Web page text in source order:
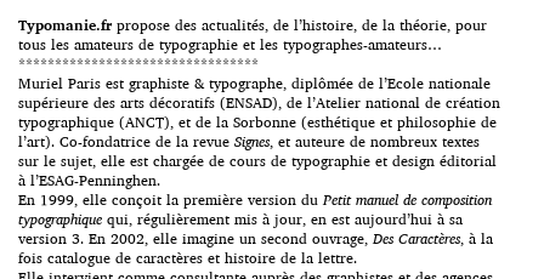
Typomanie.fr propose des actualités, de l’histoire, de la théorie, pour
tous les amateurs de typographie et les typographes-amateurs…
*********************************
Muriel Paris est graphiste & typographe, diplômée de l’Ecole nationale
supérieure des arts décoratifs (ENSAD), de l’Atelier national de création
typographique (ANCT), et de la Sorbonne (esthétique et philosophie de
l’art). Co-fondatrice de la revue Signes, et auteure de nombreux textes
sur le sujet, elle est chargée de cours de typographie et design éditorial
à l’ESAG-Penninghen.
En 1999, elle conçoit la première version duPetit manuel de composition
typographique qui, régulièrement mis à jour, en est aujourd’hui à sa
version 3. En 2002, elle imagine un second ouvrage, Des Caractères, à la
fois catalogue de caractères et histoire de la lettre.